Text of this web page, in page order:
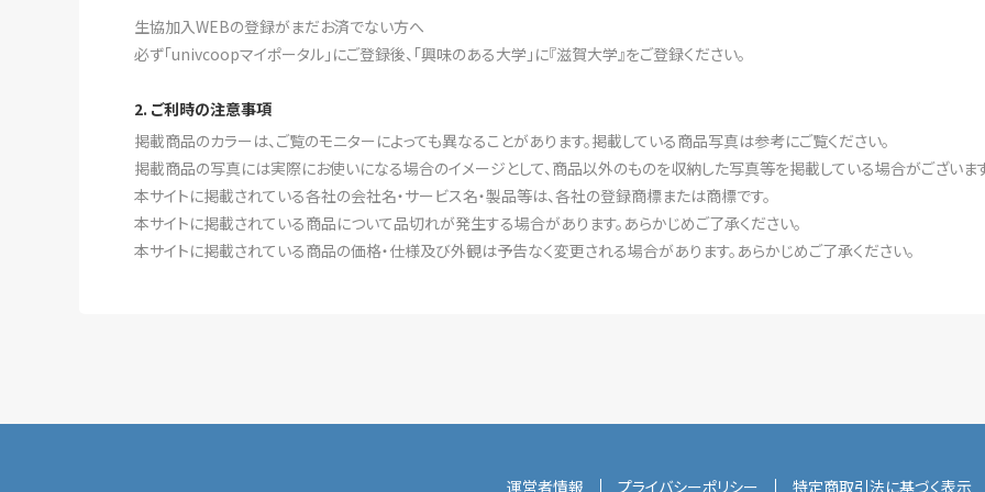
生協加入WEBの登録がまだお済でない方へ
必ず「univcoopマイポータル」にご登録後、「興味のある大学」に『滋賀大学』をご登録ください。
2. ご利時の注意事項
掲載商品のカラーは、ご覧のモニターによっても異なることがあります。掲載している商品写真は参考にご覧ください。
掲載商品の写真には実際にお使いになる場合のイメージとして、商品以外のものを収納した写真等を掲載している場合がございま
本サイトに掲載されている各社の会社名・サービス名・製品等は、各社の登録商標または商標です。
本サイトに掲載されている商品について品切れが発生する場合があります。あらかじめご了承ください。
本サイトに掲載されている商品の価格・仕様及び外観は予告なく変更される場合があります。あらかじめご了承ください。
運営者情報 プライバシーポリシー 特定商取引法に基づく表示